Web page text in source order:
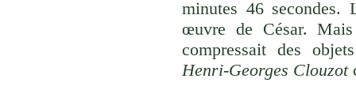
minutes 46
œuvre de César.
compressait des
Henri-Georges Clouzot